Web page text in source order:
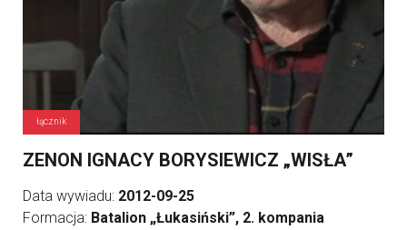
łącznik
ZENON IGNACY BORYSIEWICZ „WISŁA”
Data wywiadu: 2012-09-25
Formacja: Batalion „Łukasiński”, 2. kompania